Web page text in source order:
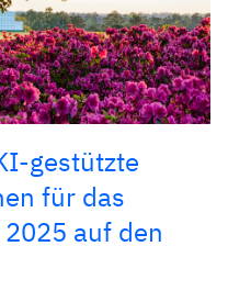
gestützte
für das
auf den